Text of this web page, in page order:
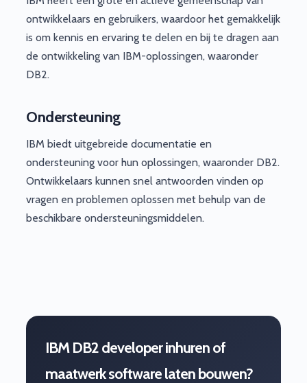
ontwikkelaars en gebruikers, waardoor het gemakkelijk
is om kennis en ervaring te delen en bij te dragen aan
de ontwikkeling van IBM-oplossingen, waaronder
DB2.
Ondersteuning
IBM biedt uitgebreide documentatie en
ondersteuning voor hun oplossingen, waaronder DB2.
Ontwikkelaars kunnen snel antwoorden vinden op
vragen en problemen oplossen met behulp van de
beschikbare ondersteuningsmiddelen.
IBM DB2 developer inhuren of
maatwerk software laten bouwen?